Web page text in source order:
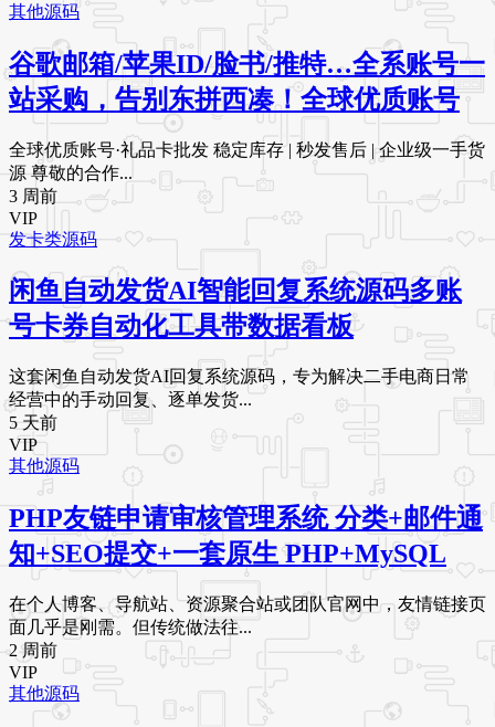
其他源码
谷歌邮箱/苹果ID/脸书/推特…全系账号一
站采购，告别东拼西凑！全球优质账号
全球优质账号·礼品卡批发 稳定库存 | 秒发售后 | 企业级一手货
源 尊敬的合作...
3 周前
VIP
发卡类源码
闲鱼自动发货AI智能回复系统源码多账
号卡券自动化工具带数据看板
这套闲鱼自动发货AI回复系统源码，专为解决二手电商日常
经营中的手动回复、逐单发货...
5 天前
VIP
其他源码
PHP友链申请审核管理系统 分类+邮件通
知+SEO提交+一套原生 PHP+MySQL
在个人博客、导航站、资源聚合站或团队官网中，友情链接页
面几乎是刚需。但传统做法往...
2 周前
VIP
其他源码